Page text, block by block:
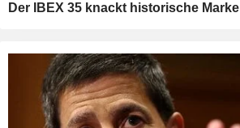
Der IBEX 35 knackt historische Marke